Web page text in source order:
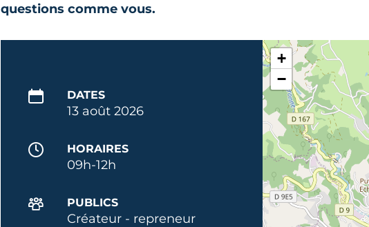
questions comme vous.
DATES
13 août 2026
HORAIRES
09h-12h
PUBLICS
Créateur - repreneur
+
−